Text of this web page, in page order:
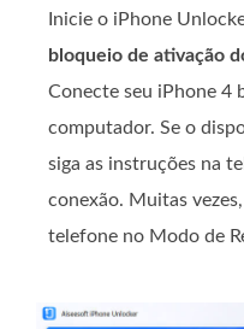
Inicie o iPhone
bloqueio de ativação
Conecte seu iPhone 4
computador. Se o
siga as instruções na
conexão. Muitas
telefone no Modo de